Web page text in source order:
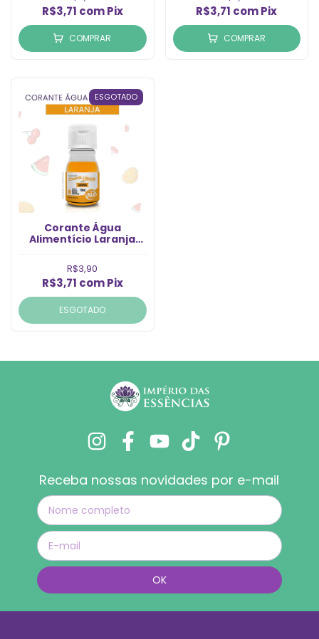
R$3,71 com Pix
COMPRAR
R$3,71 comPix
COMPRAR
ESGOTADO
Corante Água
Alimentício Laranja
R$3,90
R$3,71 com Pix
ESGOTADO
Receba nossas novidades por e-mail